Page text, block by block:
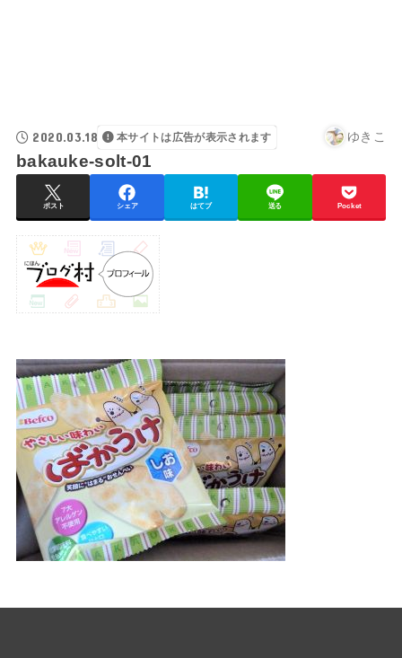
2020.03.18 本サイトは広告が表示されます ゆきこ
bakauke-solt-01
ポスト シェア はてブ 送る Pocket